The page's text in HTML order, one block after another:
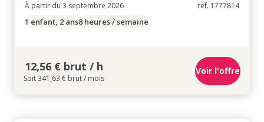
À partir du 3 septembre 2026
ref. 1777814
1 enfant, 2 ans8 heures / semaine
12,56 € brut / h
Soit 341,63 € brut / mois
Voir l'offre